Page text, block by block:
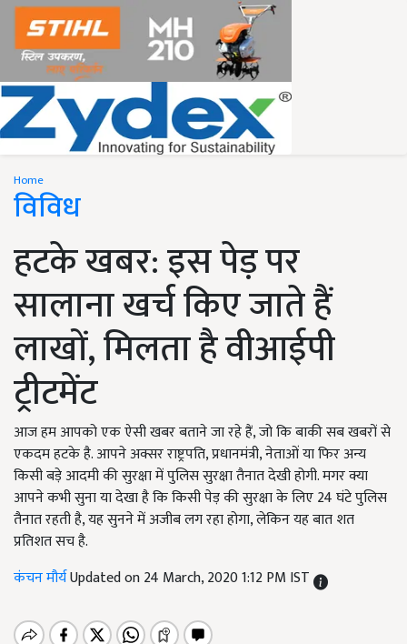
Home
विविध
हटके खबर: इस पेड़ पर
सालाना खर्च किए जाते हैं
लाखों, मिलता है वीआईपी
ट्रीटमेंट
आज हम आपको एक ऐसी खबर बताने जा रहे हैं, जो कि बाकी सब खबरों से
एकदम हटके है. आपने अक्सर राष्ट्रपति, प्रधानमंत्री, नेताओं या फिर अन्य
किसी बड़े आदमी की सुरक्षा में पुलिस सुरक्षा तैनात देखी होगी. मगर क्या
आपने कभी सुना या देखा है कि किसी पेड़ की सुरक्षा के लिए 24 घंटे पुलिस
तैनात रहती है, यह सुनने में अजीब लग रहा होगा, लेकिन यह बात शत
प्रतिशत सच है.
कंचन मौर्यUpdated on 24 March, 2020 1:12 PM IST